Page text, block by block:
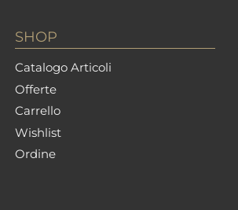
SHOP
Catalogo Articoli
Offerte
Carrello
Wishlist
Ordine